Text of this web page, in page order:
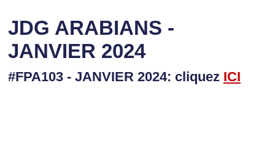
JDG ARABIANS -
JANVIER 2024
#FPA103 - JANVIER 2024: cliquez ICI